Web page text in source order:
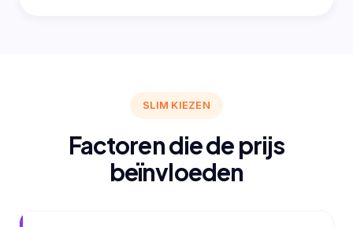
SLIM KIEZEN
Factoren die de prijs
beïnvloeden